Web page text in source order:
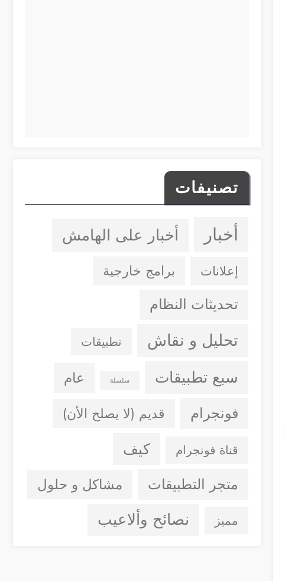
تصنيفات
أخبار أخبار على الهامش
إعلانات برامج خارجية
تحديثات النظام
تحليل و نقاش تطبيقات
سبع تطبيقات سلسلة عام
فونجرام قديم (لا يصلح الأن)
قناة فونجرام كيف
متجر التطبيقات مشاكل و حلول
مميز نصائح وألاعيب